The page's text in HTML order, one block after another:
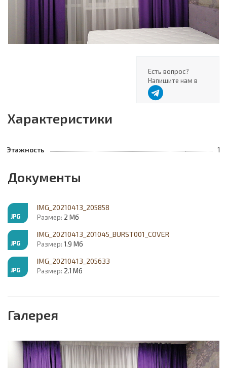
Есть вопрос?
Напишите нам в
Характеристики
Этажность 1
Документы
IMG_20210413_205858
Размер: 2 Мб
IMG_20210413_201045_BURST001_COVER
Размер: 1.9 Мб
IMG_20210413_205633
Размер: 2.1 Мб
Галерея